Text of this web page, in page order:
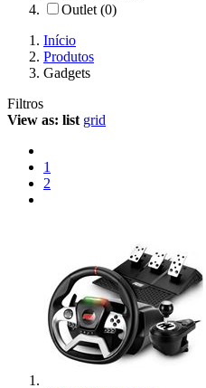
Outlet (0)
Início
Produtos
Gadgets
Filtros
View as: list grid
1
2